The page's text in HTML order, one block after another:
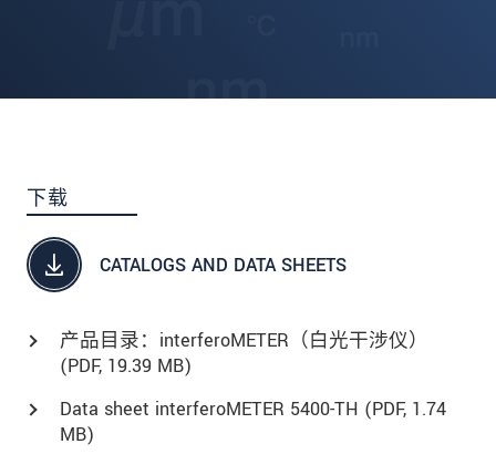
下载
CATALOGS AND DATA SHEETS
产品目录：interferoMETER（白光干涉仪）
(PDF, 19.39 MB)
Data sheet interferoMETER 5400-TH (PDF, 1.74
MB)